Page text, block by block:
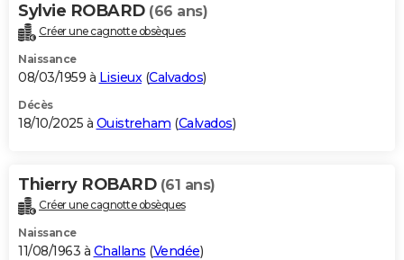
Sylvie ROBARD (66 ans)
Créer une cagnotte obsèques
Naissance
08/03/1959 à Lisieux(Calvados)
Décès
18/10/2025 à Ouistreham (Calvados)
Thierry ROBARD (61 ans)
Créer une cagnotte obsèques
Naissance
11/08/1963 à Challans (Vendée)